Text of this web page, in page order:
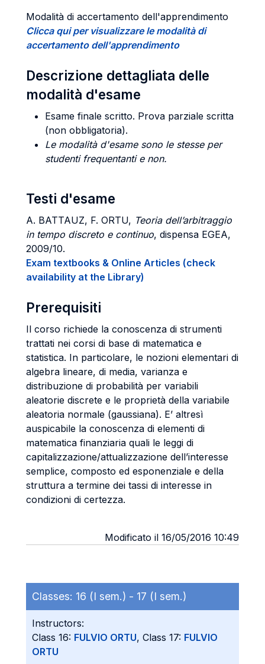
Modalità di accertamento dell'apprendimento
Clicca qui per visualizzare le modalità di
accertamento dell'apprendimento
Descrizione dettagliata delle
modalità d'esame
Esame finale scritto. Prova parziale scritta
(non obbligatoria).
Le modalità d'esame sono le stesse per
studenti frequentanti e non.
Testi d'esame
A. BATTAUZ, F. ORTU, Teoria dell’arbitraggio
in tempo discreto e continuo, dispensa EGEA,
2009/10.
Exam textbooks & Online Articles (check
availability at the Library)
Prerequisiti
Il corso richiede la conoscenza di strumenti
trattati nei corsi di base di matematica e
statistica. In particolare, le nozioni elementari di
algebra lineare, di media, varianza e
distribuzione di probabilità per variabili
aleatorie discrete e le proprietà della variabile
aleatoria normale (gaussiana). E’ altresì
auspicabile la conoscenza di elementi di
matematica finanziaria quali le leggi di
capitalizzazione/attualizzazione dell’interesse
semplice, composto ed esponenziale e della
struttura a termine dei tassi di interesse in
condizioni di certezza.
Modificato il 16/05/2016 10:49
Classes: 16 (I sem.) - 17 (I sem.)
Instructors:
Class 16: FULVIO ORTU, Class 17: FULVIO
ORTU